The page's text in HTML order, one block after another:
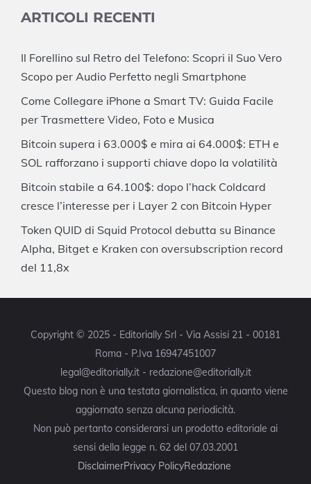
ARTICOLI RECENTI
Il Forellino sul Retro del Telefono: Scopri il Suo Vero
Scopo per Audio Perfetto negli Smartphone
Come Collegare iPhone a Smart TV: Guida Facile
per Trasmettere Video, Foto e Musica
Bitcoin supera i 63.000$ e mira ai 64.000$: ETH e
SOL rafforzano i supporti chiave dopo la volatilità
Bitcoin stabile a 64.100$: dopo l’hack Coldcard
cresce l’interesse per i Layer 2 con Bitcoin Hyper
Token QUID di Squid Protocol debutta su Binance
Alpha, Bitget e Kraken con oversubscription record
del 11,8x
Copyright © 2025 - Editorially Srl - Via Assisi 21 - 00181
Roma - P.Iva 16947451007
legal@editorially.it - redazione@editorially.it
Questo blog non è una testata giornalistica, in quanto viene
aggiornato senza alcuna periodicità.
Non può pertanto considerarsi un prodotto editoriale ai
sensi della legge n. 62 del 07.03.2001
DisclaimerPrivacy PolicyRedazione